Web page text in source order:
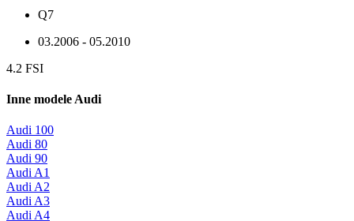
Q7
03.2006 - 05.2010
4.2 FSI
Inne modele Audi
Audi 100
Audi 80
Audi 90
Audi A1
Audi A2
Audi A3
Audi A4